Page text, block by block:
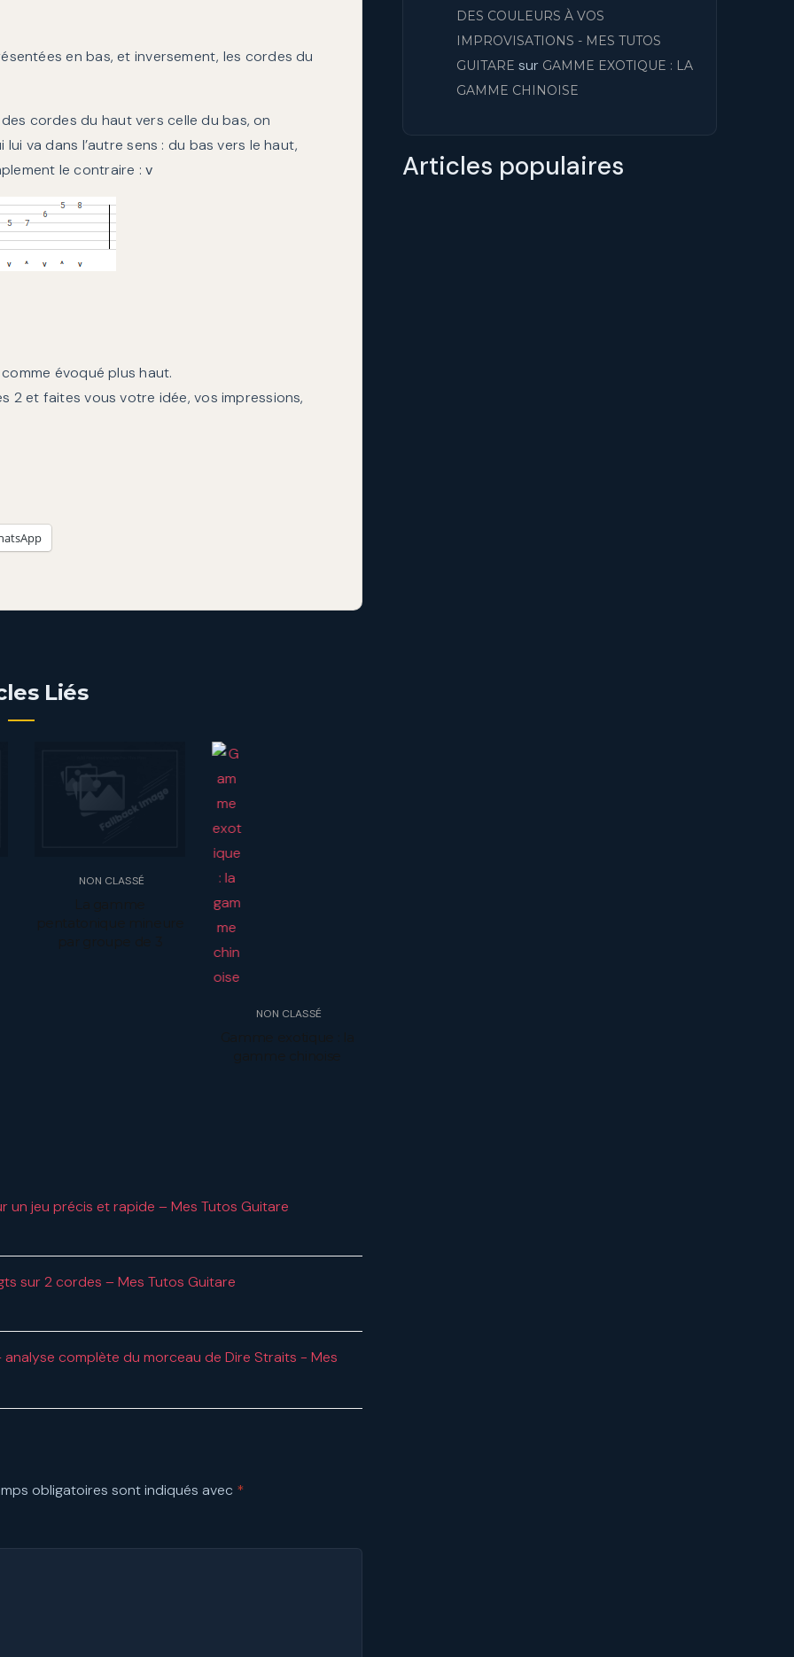
en bas, et inversement, les cordes du
cordes du haut vers celle du bas, on
va dans l’autre sens : du bas vers le haut,
le contraire :v
comme évoqué plus haut.
2 et faites vous votre idée, vos impressions,
Liés
NON CLASSÉ
NON CLASSÉ
un jeu précis et rapide – Mes Tutos Guitare
sur 2 cordes – Mes Tutos Guitare
complète du morceau de Dire Straits - Mes
obligatoires sont indiqués avec *
DES COULEURS À VOS
IMPROVISATIONS - MES TUTOS
GUITARE sur GAMME EXOTIQUE : LA
GAMME CHINOISE
Articles populaires